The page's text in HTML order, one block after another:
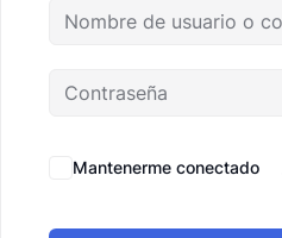
Mantenerme conectado